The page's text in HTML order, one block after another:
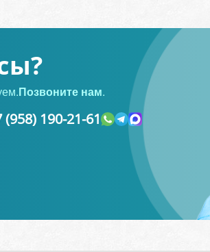
Позвоните нам.
(958) 190-21-61